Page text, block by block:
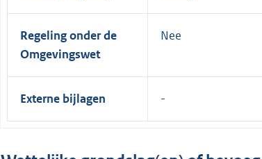
Regeling onder de
Omgevingswet
Nee
Externe bijlagen